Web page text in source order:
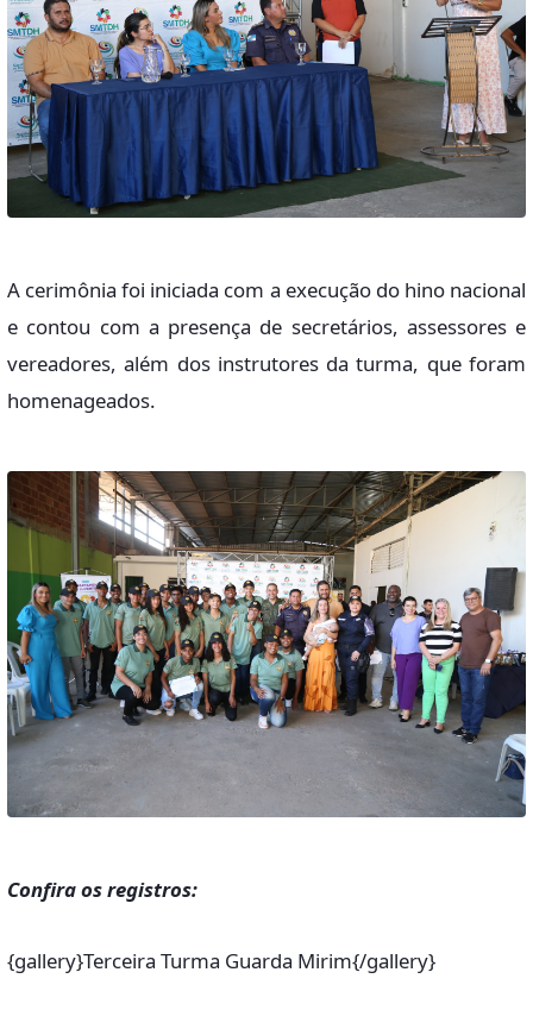
A cerimônia foi iniciada com a execução do hino nacional
e contou com a presença de secretários, assessores e
vereadores, além dos instrutores da turma, que foram
homenageados.
Confira os registros:
{gallery}Terceira Turma Guarda Mirim{/gallery}